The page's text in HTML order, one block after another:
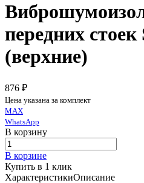
передних стоек
(верхние)
876 ₽
Цена указана за комплект
MAX
WhatsApp
В корзину
В корзине
Купить в 1 клик
ХарактеристикиОписание